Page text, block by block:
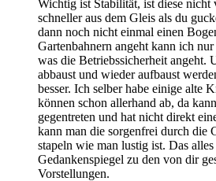
Wichtig ist Stabilität, ist diese nicht
schneller aus dem Gleis als du
dann noch nicht einmal einen
Gartenbahnern angeht kann ich
was die Betriebssicherheit angeht.
abbaust und wieder aufbaust
besser. Ich selber habe einige alte
können schon allerhand ab, da
gegentreten und hat nicht direkt
kann man die sorgenfrei durch die
stapeln wie man lustig ist. Das
Gedankenspiegel zu den von dir
Vorstellungen.